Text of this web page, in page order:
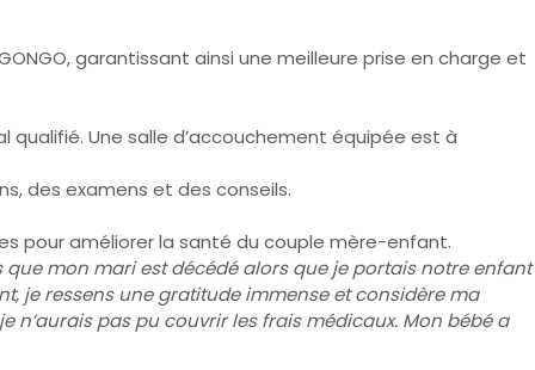
garantissant ainsi une meilleure prise en charge et
Une salle d’accouchement équipée est à
des examens et des conseils.
pour améliorer la santé du couple mère-enfant.
que mon mari est décédé alors que je portais notre enfant
je ressens une gratitude immense et considère ma
n’aurais pas pu couvrir les frais médicaux. Mon bébé a